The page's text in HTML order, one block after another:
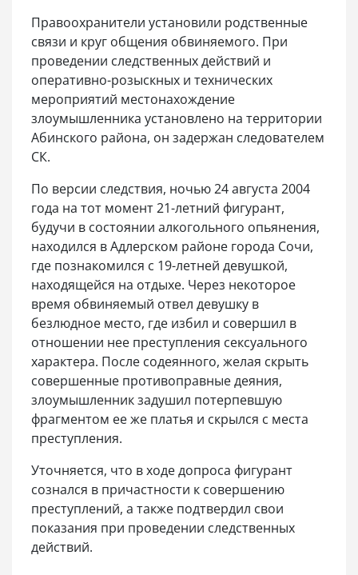
Правоохранители установили родственные
связи и круг общения обвиняемого. При
проведении следственных действий и
оперативно-розыскных и технических
мероприятий местонахождение
злоумышленника установлено на территории
Абинского района, он задержан следователем
СК.
По версии следствия, ночью 24 августа 2004
года на тот момент 21-летний фигурант,
будучи в состоянии алкогольного опьянения,
находился в Адлерском районе города Сочи,
где познакомился с 19-летней девушкой,
находящейся на отдыхе. Через некоторое
время обвиняемый отвел девушку в
безлюдное место, где избил и совершил в
отношении нее преступления сексуального
характера. После содеянного, желая скрыть
совершенные противоправные деяния,
злоумышленник задушил потерпевшую
фрагментом ее же платья и скрылся с места
преступления.
Уточняется, что в ходе допроса фигурант
сознался в причастности к совершению
преступлений, а также подтвердил свои
показания при проведении следственных
действий.